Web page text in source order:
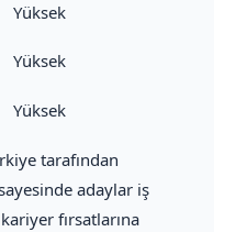
Yüksek
Yüksek
Yüksek
tarafından
adaylar iş
fırsatlarına